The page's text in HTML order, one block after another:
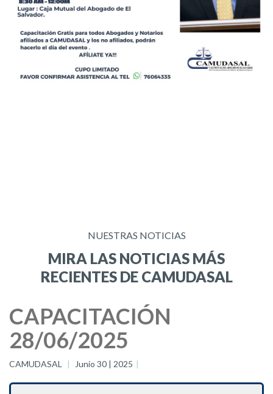
NUESTRAS NOTICIAS
MIRA LAS NOTICIAS MÁS
RECIENTES DE CAMUDASAL
CAPACITACIÓN
28/06/2025
CAMUDASAL Junio 30 | 2025